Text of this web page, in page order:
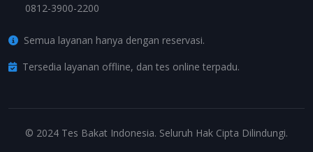
0812-3900-2200
Semua layanan hanya dengan reservasi.
Tersedia layanan offline, dan tes online terpadu.
© 2024 Tes Bakat Indonesia. Seluruh Hak Cipta Dilindungi.